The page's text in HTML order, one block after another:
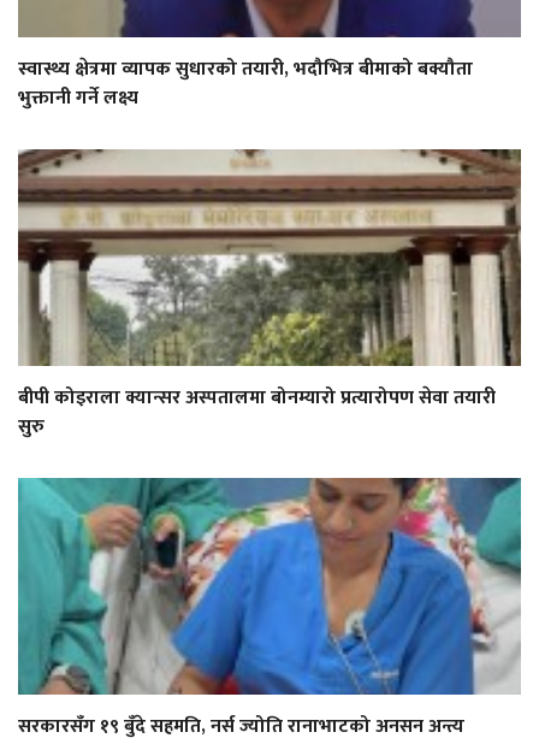
स्वास्थ्य क्षेत्रमा व्यापक सुधारको तयारी, भदौभित्र बीमाको बक्यौता
भुक्तानी गर्ने लक्ष्य
बीपी कोइराला क्यान्सर अस्पतालमा बोनम्यारो प्रत्यारोपण सेवा तयारी
सुरु
सरकारसँग १९ बुँदे सहमति, नर्स ज्योति रानाभाटको अनसन अन्त्य